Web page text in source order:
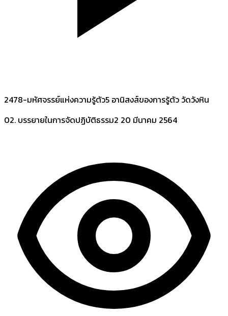
2478-มหัศจรรย์แห่งความรู้ตัว5 อานิสงส์ของการรู้ตัว วัดวังหิน
02. บรรยายในการจัดปฏิบัติธรรม2 20 มีนาคม 2564